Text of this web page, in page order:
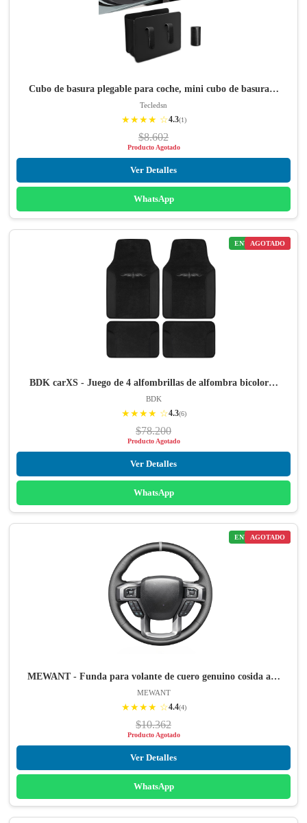
Cubo de basura plegable para coche, mini cubo de basura…
Tecledsn
★★★★ ☆4.3(1)
$8.602
Producto Agotado
Ver Detalles
WhatsApp
ENVÍO GRATIS
AGOTADO
BDK carXS - Juego de 4 alfombrillas de alfombra bicolor…
BDK
★★★★ ☆4.3(6)
$78.200
Producto Agotado
Ver Detalles
WhatsApp
ENVÍO GRATIS
AGOTADO
MEWANT - Funda para volante de cuero genuino cosida a…
MEWANT
★★★★ ☆4.4(4)
$10.362
Producto Agotado
Ver Detalles
WhatsApp